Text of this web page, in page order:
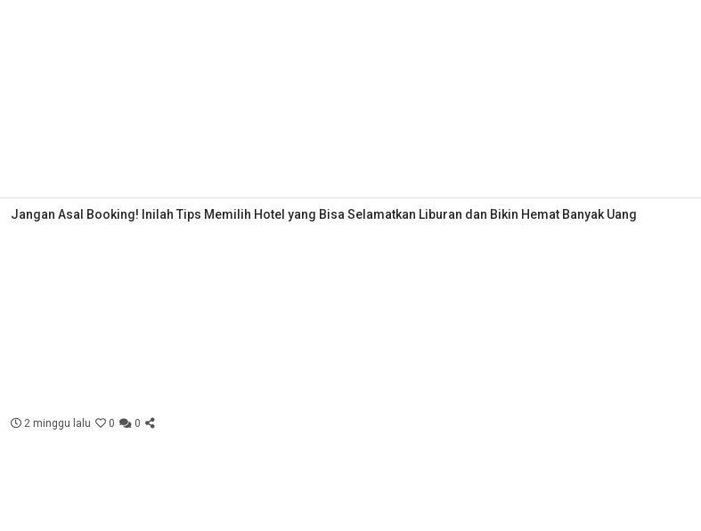
Jangan Asal Booking! Inilah Tips Memilih Hotel yang Bisa Selamatkan Liburan dan Bikin Hemat Banyak Uang
2 minggu lalu 0 0